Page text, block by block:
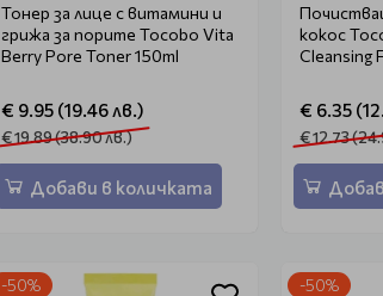
Тонер за лице с витамини и
грижа за порите Tocobo Vita
Berry Pore Toner 150ml
€ 9.95 (19.46 лв.)
€ 19.89 (38.90 лв.)
Добави в количката
кокос
Cleansing
€ 6.35
€ 12.73
-50% -50%